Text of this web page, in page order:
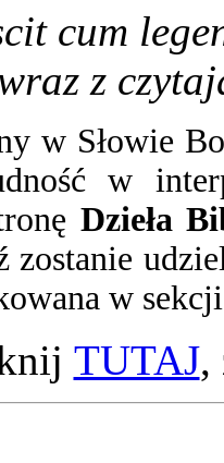
cum
z
w Słowie
w
Dzieła
zostanie
w
TUTAJ,